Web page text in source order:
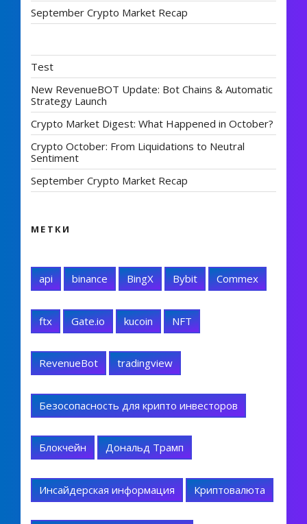
September Crypto Market Recap
Test
New RevenueBOT Update: Bot Chains & Automatic
Strategy Launch
Crypto Market Digest: What Happened in October?
Crypto October: From Liquidations to Neutral
Sentiment
September Crypto Market Recap
МЕТКИ
api binance BingX Bybit Commex
ftx Gate.io kucoin NFT
RevenueBot tradingview
Безосопасность для крипто инвесторов
Блокчейн Дональд Трамп
Инсайдерская информация Криптовалюта